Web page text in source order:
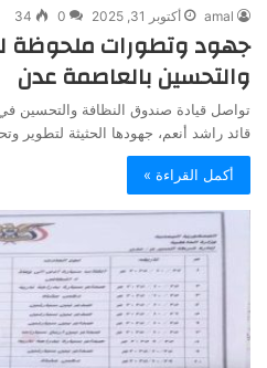
amal أكتوبر 31, 2025 0
34
جهود وتطورات ملحوظة
والتحسين بالعاصمة عدن
تواصل قيادة صندوق النظافة والتحسين
قائد راشد أنعم، جهودها الحثيثة
أكمل القراءة »